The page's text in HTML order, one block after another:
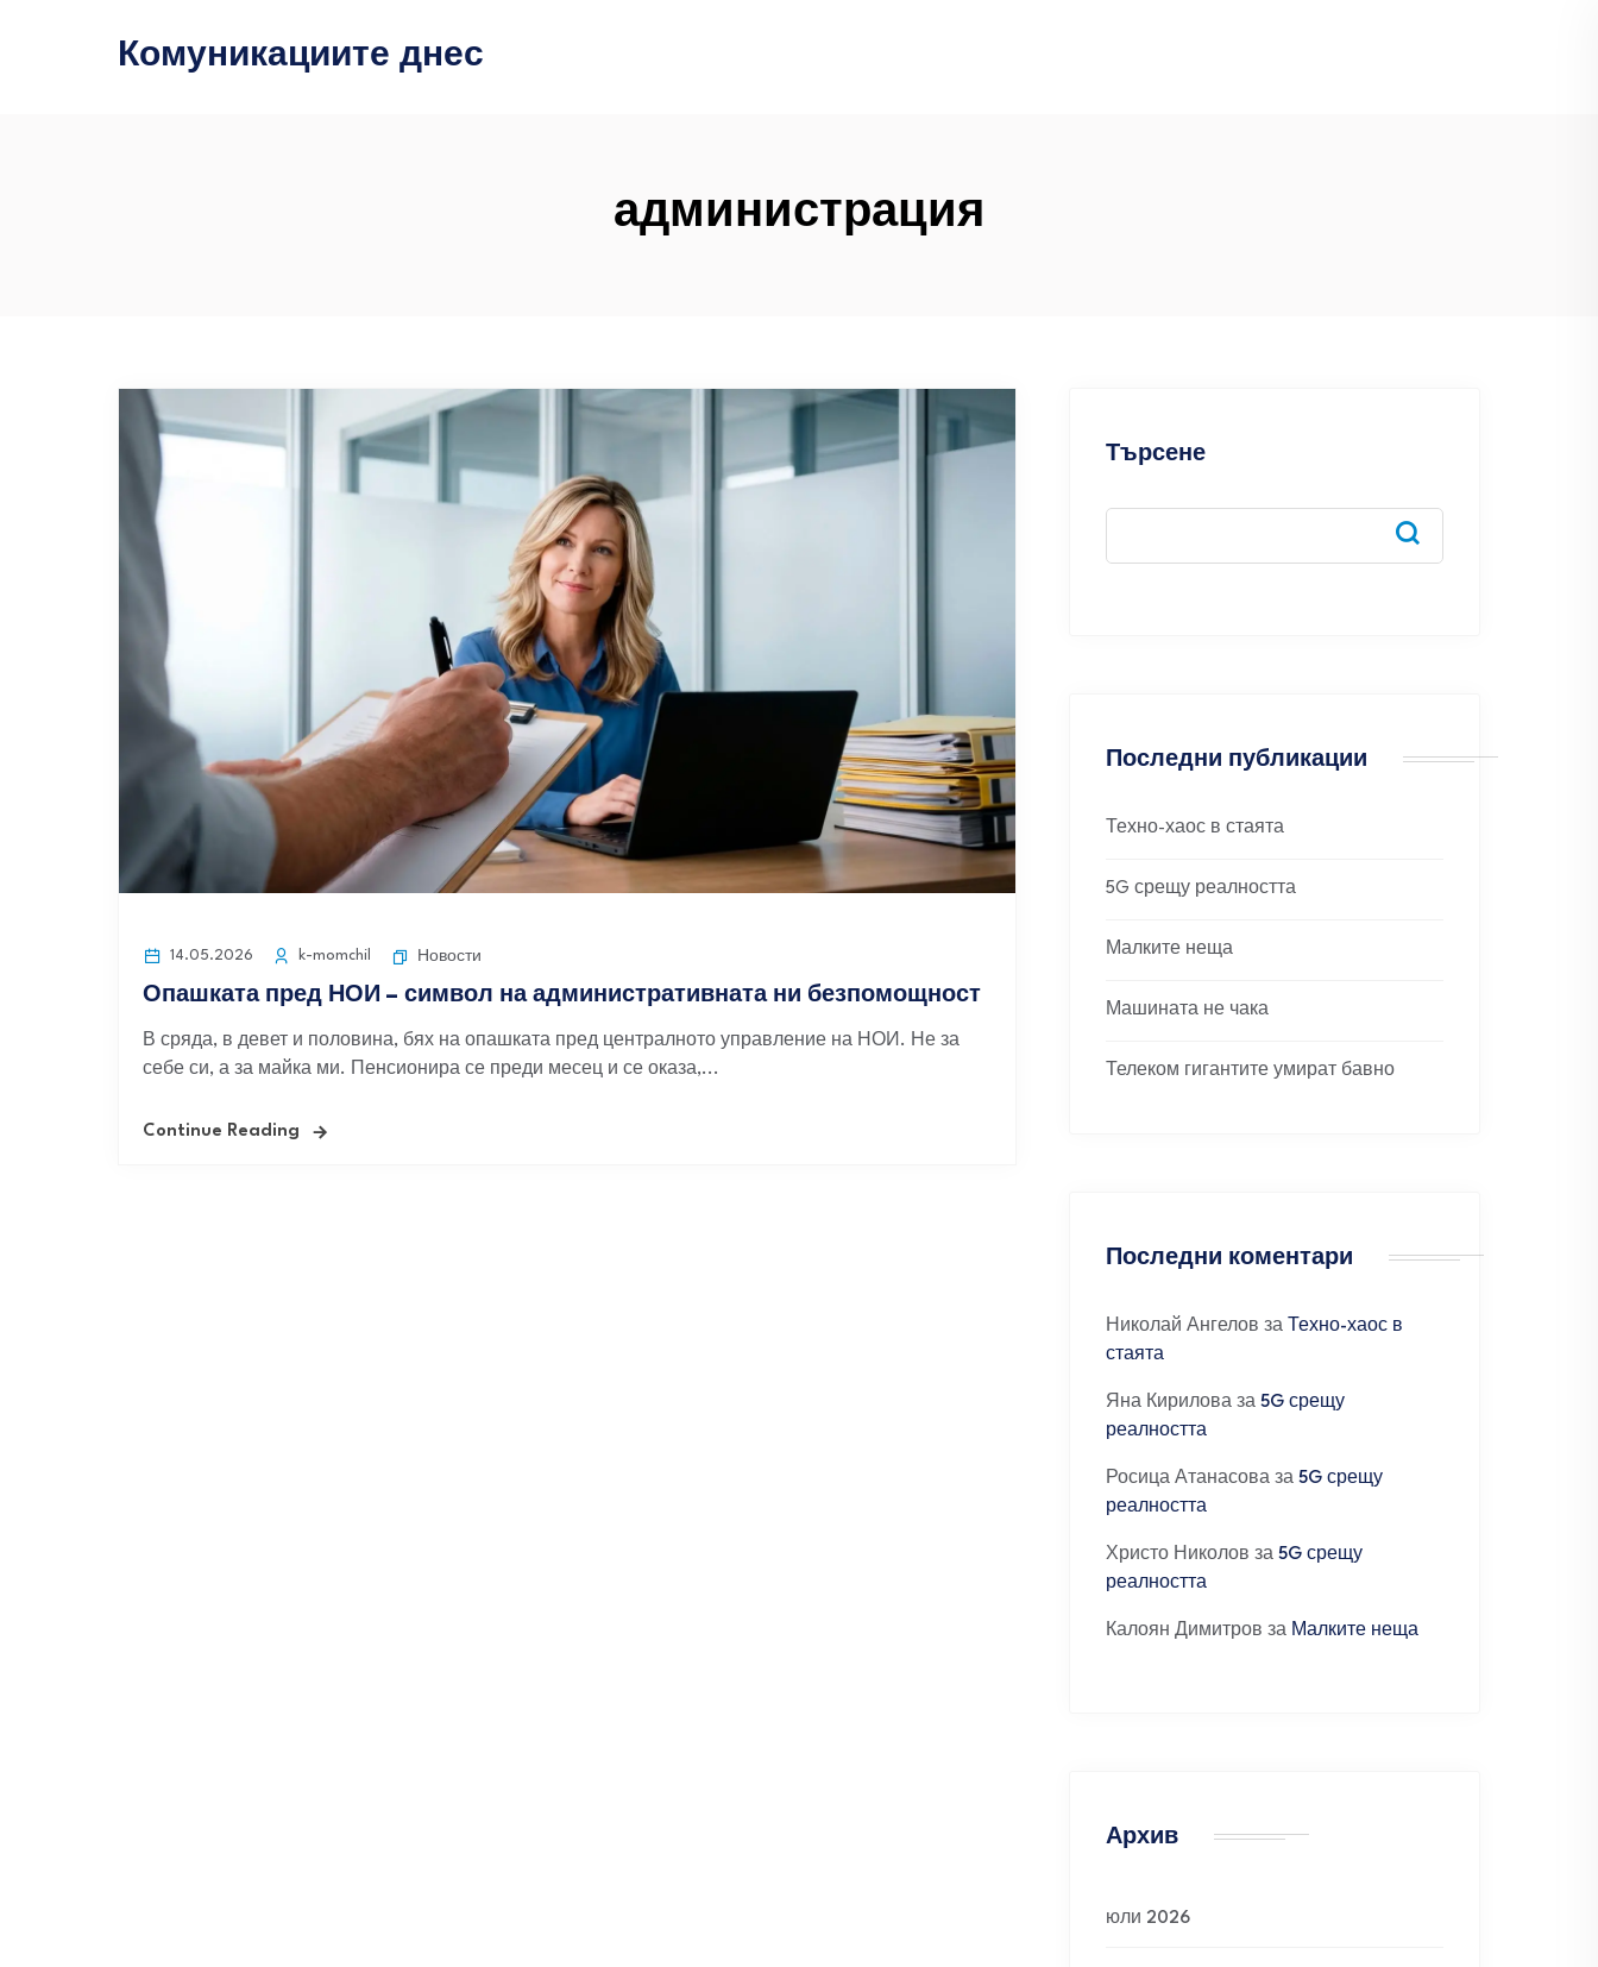
Комуникациите днес
администрация
14.05.2026 k-momchil Новости
Опашката пред НОИ – символ на административната ни безпомощност
В сряда, в девет и половина, бях на опашката пред централното управление на НОИ. Не за
себе си, а за майка ми. Пенсионира се преди месец и се оказа,...
Continue Reading
Търсене
Последни публикации
Техно-хаос в стаята
5G срещу реалността
Малките неща
Машината не чака
Телеком гигантите умират бавно
Последни коментари
Николай Ангелов за Техно-хаос в
стаята
Яна Кирилова за 5G срещу
реалността
Росица Атанасова за 5G срещу
реалността
Христо Николов за 5G срещу
реалността
Калоян Димитров за Малките неща
Архив
юли 2026